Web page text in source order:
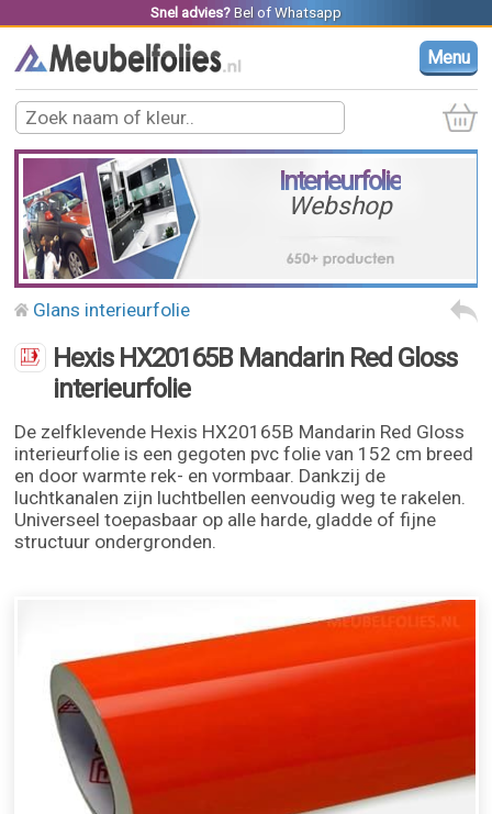
Snel advies? Belof Whatsapp
Menu
Interieurfolie
Webshop
Glans interieurfolie
Hexis HX20165B Mandarin Red Gloss
interieurfolie
De zelfklevende Hexis HX20165B Mandarin Red Gloss
interieurfolie is een gegoten pvc folie van 152 cm breed
en door warmte rek- en vormbaar. Dankzij de
luchtkanalen zijn luchtbellen eenvoudig weg te rakelen.
Universeel toepasbaar op alle harde, gladde of fijne
structuur ondergronden.